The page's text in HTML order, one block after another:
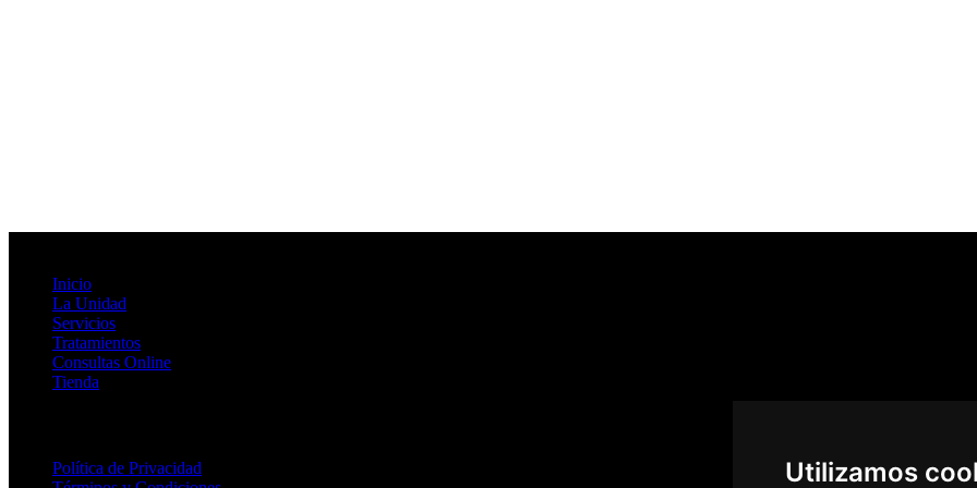
Utilizamos
Inicio
La Unidad
Servicios
Tratamientos
Consultas Online
Tienda
Política de Privacidad